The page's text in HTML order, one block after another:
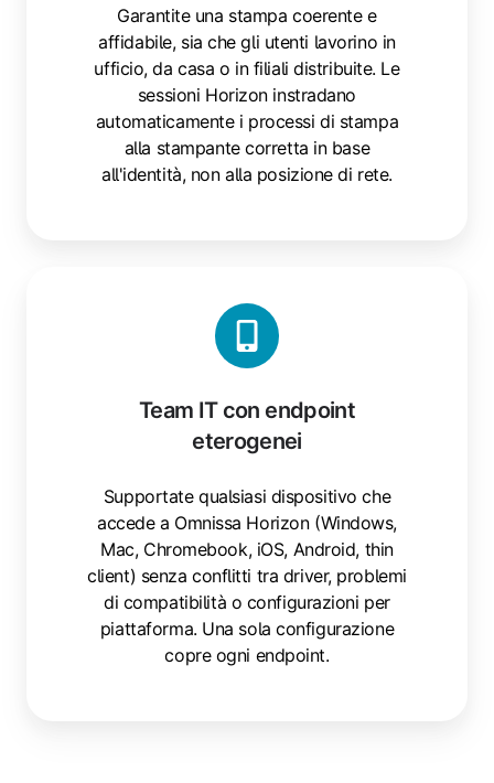
Garantite una stampa coerente e
affidabile, sia che gli utenti lavorino in
ufficio, da casa o in filiali distribuite. Le
sessioni Horizon instradano
automaticamente i processi di stampa
alla stampante corretta in base
all'identità, non alla posizione di rete.
Team IT con endpoint
eterogenei
Supportate qualsiasi dispositivo che
accede a Omnissa Horizon (Windows,
Mac, Chromebook, iOS, Android, thin
client) senza conflitti tra driver, problemi
di compatibilità o configurazioni per
piattaforma. Una sola configurazione
copre ogni endpoint.